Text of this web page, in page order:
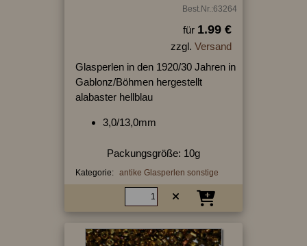
Best.Nr.:63264
für 1.99 €
zzgl. Versand
Glasperlen in den 1920/30 Jahren in
Gablonz/Böhmen hergestellt
alabaster hellblau
3,0/13,0mm
Packungsgröße: 10g
Kategorie: antike Glasperlen sonstige